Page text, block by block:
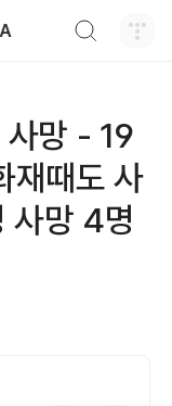
사망 - 19
재때도 사
사망 4명